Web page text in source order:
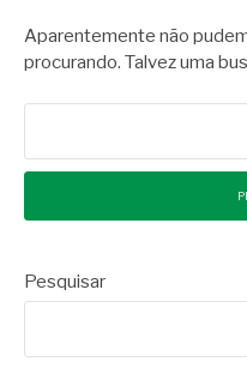
Aparentemente não
procurando. Talvez uma
Pesquisar